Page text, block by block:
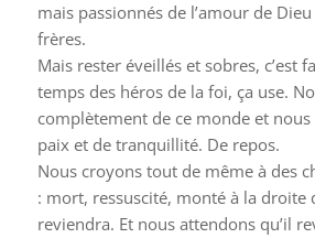
mais passionnés de l’amour de
frères.
Mais rester éveillés et sobres, c’est
temps des héros de la foi, ça use.
complètement de ce monde et
paix et de tranquillité. De repos.
Nous croyons tout de même à des
: mort, ressuscité, monté à la droite
reviendra. Et nous attendons qu’il